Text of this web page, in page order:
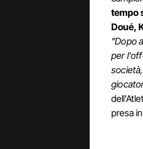
tempo
Doué,
"Dopo
per
presa